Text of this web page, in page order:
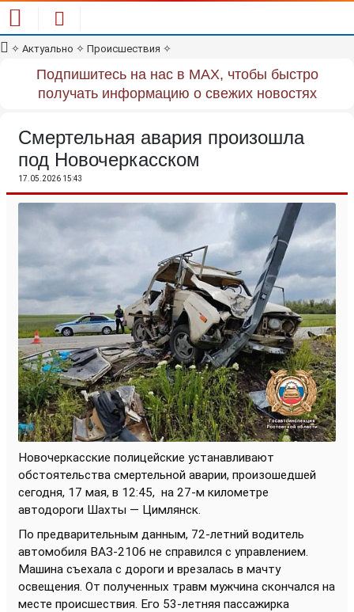
✧ Актуально ✧ Происшествия ✧
Подпишитесь на нас в MAX, чтобы быстро
получать информацию о свежих новостях
Смертельная авария произошла
под Новочеркасском
17.05.2026 15:43
Новочеркасские полицейские устанавливают
обстоятельства смертельной аварии, произошедшей
сегодня, 17 мая, в 12:45, на 27-м километре
автодороги Шахты — Цимлянск.
По предварительным данным, 72-летний водитель
автомобиля ВАЗ-2106 не справился с управлением.
Машина съехала с дороги и врезалась в мачту
освещения. От полученных травм мужчина скончался на
месте происшествия. Его 53-летняя пассажирка